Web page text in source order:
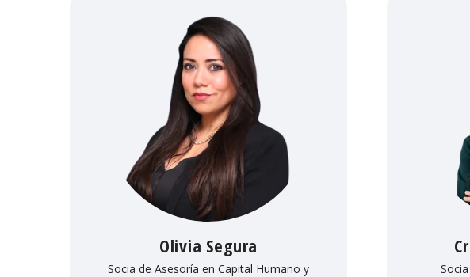
Olivia Segura
Socia de Asesoría en Capital Humano y